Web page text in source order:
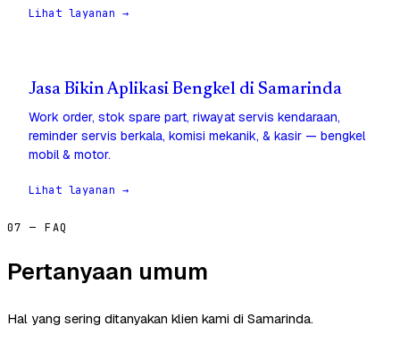
Lihat layanan →
Jasa Bikin Aplikasi Bengkel di Samarinda
Work order, stok spare part, riwayat servis kendaraan,
reminder servis berkala, komisi mekanik, & kasir — bengkel
mobil & motor.
Lihat layanan →
07 — FAQ
Pertanyaan umum
Hal yang sering ditanyakan klien kami di Samarinda.